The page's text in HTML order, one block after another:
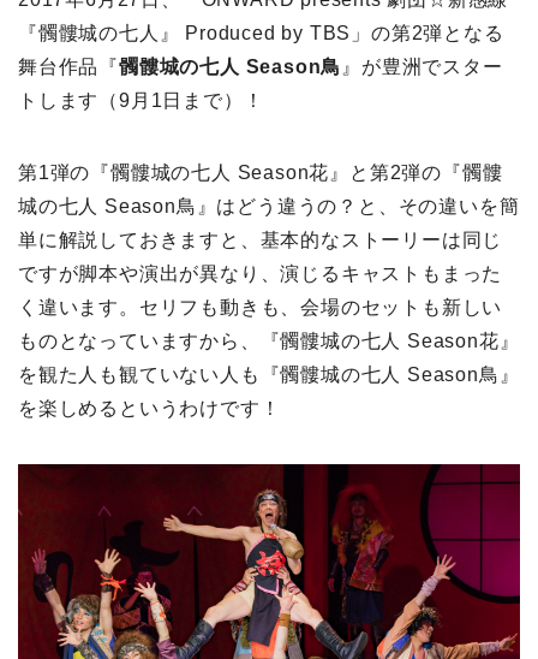
『髑髏城の七人』 Produced by TBS」の第2弾となる
舞台作品『髑髏城の七人 Season鳥 』が豊洲でスター
トします（9月1日まで）！
第1弾の『髑髏城の七人 Season花』と第2弾の『髑髏
城の七人 Season鳥』はどう違うの？と、その違いを簡
単に解説しておきますと、基本的なストーリーは同じ
ですが脚本や演出が異なり、演じるキャストもまった
く違います。セリフも動きも、会場のセットも新しい
ものとなっていますから、『髑髏城の七人 Season花』
を観た人も観ていない人も『髑髏城の七人 Season鳥』
を楽しめるというわけです！